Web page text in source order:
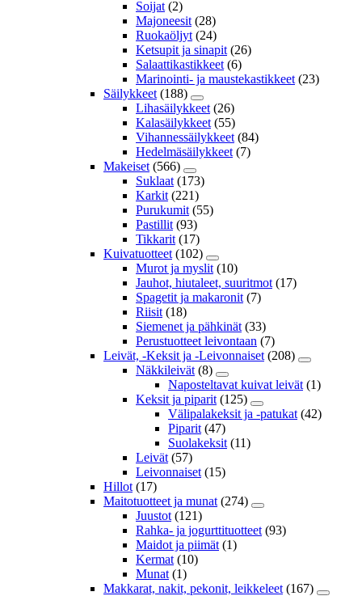
Soijat (2)
Majoneesit (28)
Ruokaöljyt (24)
Ketsupit ja sinapit (26)
Salaattikastikkeet (6)
Marinointi- ja maustekastikkeet (23)
Säilykkeet (188)
Lihasäilykkeet (26)
Kalasäilykkeet (55)
Vihannessäilykkeet (84)
Hedelmäsäilykkeet (7)
Makeiset (566)
Suklaat (173)
Karkit (221)
Purukumit (55)
Pastillit (93)
Tikkarit (17)
Kuivatuotteet (102)
Murot ja myslit (10)
Jauhot, hiutaleet, suuritmot (17)
Spagetit ja makaronit (7)
Riisit (18)
Siemenet ja pähkinät (33)
Perustuotteet leivontaan (7)
Leivät, -Keksit ja -Leivonnaiset (208)
Näkkileivät (8)
Naposteltavat kuivat leivät (1)
Keksit ja piparit (125)
Välipalakeksit ja -patukat (42)
Piparit (47)
Suolakeksit (11)
Leivät (57)
Leivonnaiset (15)
Hillot (17)
Maitotuotteet ja munat (274)
Juustot (121)
Rahka- ja jogurttituotteet (93)
Maidot ja piimät (1)
Kermat (10)
Munat (1)
Makkarat, nakit, pekonit, leikkeleet (167)